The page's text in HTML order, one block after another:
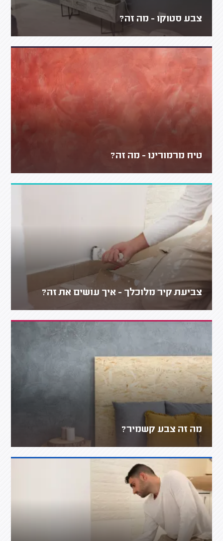
צבע סטוקו - מה זה?
טיח מרמורינו - מה זה?
צביעת קיר מלוכלך - איך עושים את זה?
מה זה צבע קשמיר?